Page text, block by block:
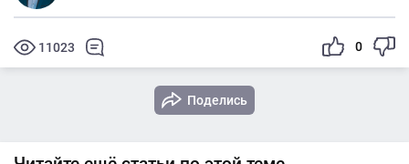
11023 0
Поделись